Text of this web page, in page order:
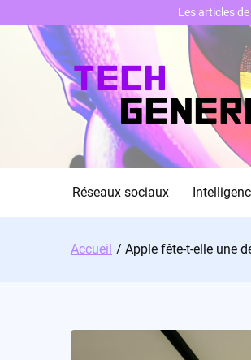
Réseaux sociaux
Accueil Apple fête-t-elle une
Les articles